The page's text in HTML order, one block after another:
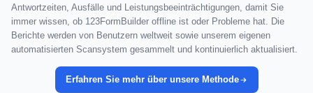
Antwortzeiten, Ausfälle und Leistungsbeeinträchtigungen, damit Sie
immer wissen, ob 123FormBuilder offline ist oder Probleme hat. Die
Berichte werden von Benutzern weltweit sowie unserem eigenen
automatisierten Scansystem gesammelt und kontinuierlich aktualisiert.
Erfahren Sie mehr über unsere Methode